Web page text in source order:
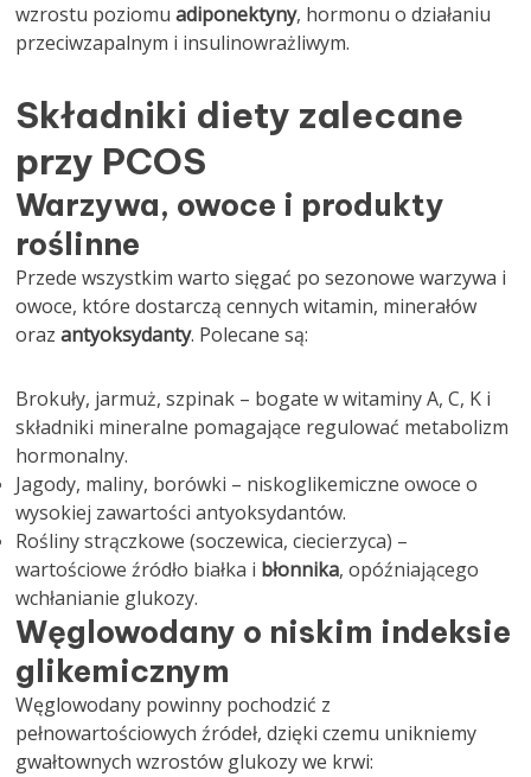
wzrostu poziomuadiponektyny, hormonu o działaniu
przeciwzapalnym i insulinowrażliwym.
Składniki diety zalecane
przy PCOS
Warzywa, owoce i produkty
roślinne
Przede wszystkim warto sięgać po sezonowe warzywa i
owoce, które dostarczą cennych witamin, minerałów
orazantyoksydanty. Polecane są:
Brokuły, jarmuż, szpinak – bogate w witaminy A, C, K i
składniki mineralne pomagające regulować metabolizm
hormonalny.
Jagody, maliny, borówki – niskoglikemiczne owoce o
wysokiej zawartości antyoksydantów.
Rośliny strączkowe (soczewica, ciecierzyca) –
wartościowe źródło białka i błonnika, opóźniającego
wchłanianie glukozy.
Węglowodany o niskim indeksie
glikemicznym
Węglowodany powinny pochodzić z
pełnowartościowych źródeł, dzięki czemu unikniemy
gwałtownych wzrostów glukozy we krwi: